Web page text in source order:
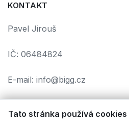
KONTAKT
Pavel Jirouš
IČ: 06484824
E-mail: info@bigg.cz
Tato stránka používá cookies